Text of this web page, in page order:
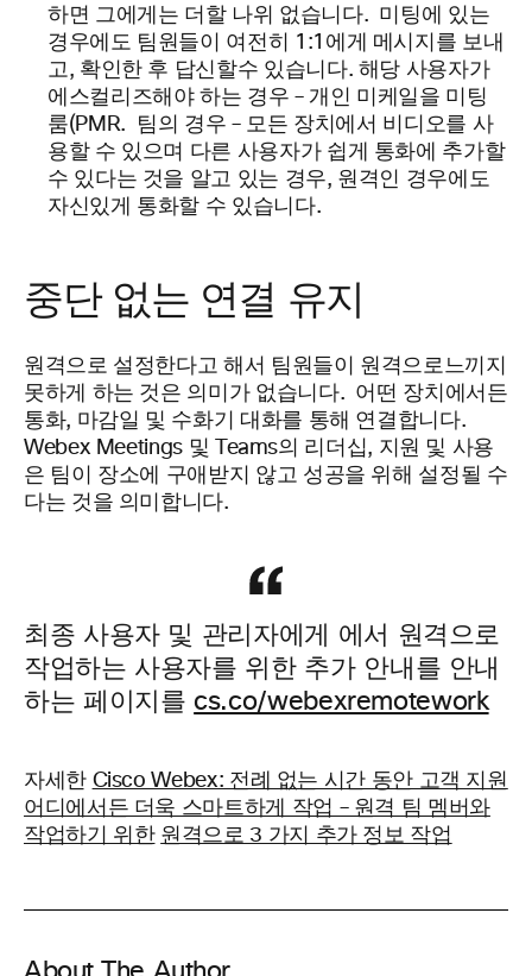
하면 그에게는 더할 나위 없습니다. 미팅에 있는
경우에도 팀원들이 여전히
1:1에게 메시지를 보내
고, 확인한 후 답신할수 있습니다. 해당 사용자가
에스컬리즈해야 하는 경우 – 개인 미케일을 미팅
룸(PMR. 팀의 경우 – 모든 장치에서 비디오를 사
용할 수 있으며 다른 사용자가 쉽게 통화에 추가할
수 있다는 것을 알고 있는 경우, 원격인 경우에도
자신있게 통화할 수 있습니다.
중단 없는 연결 유지
원격으로 설정한다고 해서 팀원들이 원격으로느끼지
못하게 하는 것은 의미가 없습니다. 어떤 장치에서든
통화, 마감일 및 수화기 대화를 통해 연결합니다.
Webex Meetings 및 Teams의 리더십, 지원 및 사용
은 팀이 장소에 구애받지 않고 성공을 위해 설정될 수
다는 것을 의미합니다.
최종 사용자 및 관리자에게 에서 원격으로
작업하는 사용자를 위한 추가 안내를 안내
하는 페이지를 cs.co/webexremotework
자세한 Cisco Webex: 전례 없는 시간 동안 고객 지원
어디에서든 더욱 스마트하게 작업 – 원격 팀 멤버와
작업하기 위한 원격으로 3 가지 추가 정보 작업